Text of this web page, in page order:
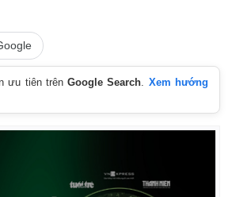
Multimedia
Video
ưu tiên trênGoogle Search
Xem hướng